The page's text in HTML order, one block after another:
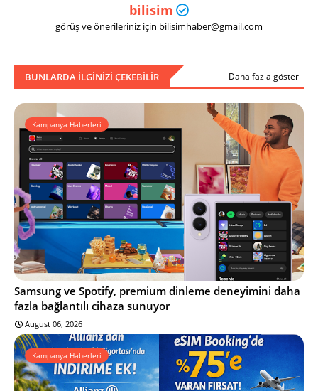
bilisim
görüş ve önerileriniz için bilisimhaber@gmail.com
BUNLARDA ILGINIZI ÇEKEBILIR Daha fazla göster
Kampanya Haberleri
Samsung ve Spotify, premium dinleme deneyimini daha
fazla bağlantılı cihaza sunuyor
August 06, 2026
Kampanya Haberleri